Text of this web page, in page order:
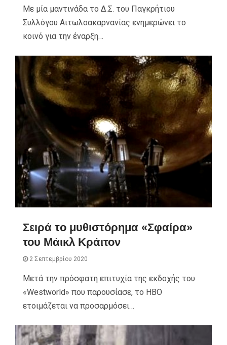
Με μία μαντινάδα το Δ.Σ. του Παγκρήτιου
Συλλόγου Αιτωλοακαρνανίας ενημερώνει το
κοινό για την έναρξη…
Σειρά τo μυθιστόρημα «Σφαίρα»
του Μάικλ Κράιτον
2 Σεπτεμβρίου 2020
Μετά την πρόσφατη επιτυχία της εκδοχής του
«Westworld» που παρουσίασε, το HBO
ετοιμάζεται να προσαρμόσει…